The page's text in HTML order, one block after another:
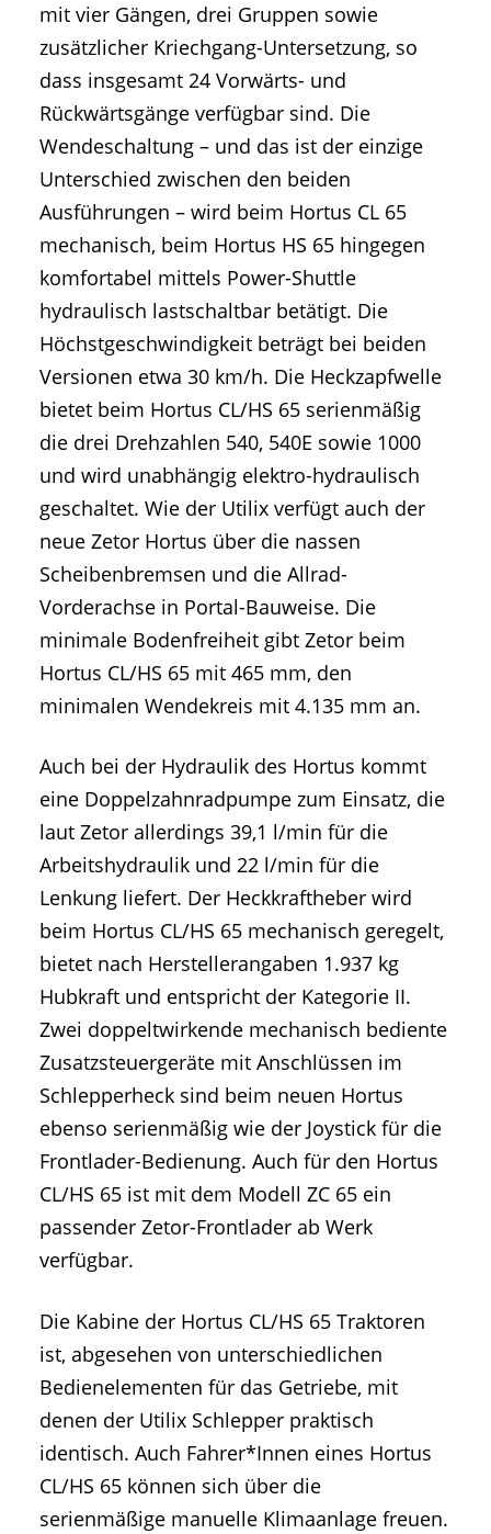
mit vier Gängen, drei Gruppen sowie
zusätzlicher Kriechgang-Untersetzung, so
dass insgesamt 24 Vorwärts- und
Rückwärtsgänge verfügbar sind. Die
Wendeschaltung – und das ist der einzige
Unterschied zwischen den beiden
Ausführungen – wird beim Hortus CL 65
mechanisch, beim Hortus HS 65 hingegen
komfortabel mittels Power-Shuttle
hydraulisch lastschaltbar betätigt. Die
Höchstgeschwindigkeit beträgt bei beiden
Versionen etwa 30 km/h. Die Heckzapfwelle
bietet beim Hortus CL/HS 65 serienmäßig
die drei Drehzahlen 540, 540E sowie 1000
und wird unabhängig elektro-hydraulisch
geschaltet. Wie der Utilix verfügt auch der
neue Zetor Hortus über die nassen
Scheibenbremsen und die Allrad-
Vorderachse in Portal-Bauweise. Die
minimale Bodenfreiheit gibt Zetor beim
Hortus CL/HS 65 mit 465 mm, den
minimalen Wendekreis mit 4.135 mm an.
Auch bei der Hydraulik des Hortus kommt
eine Doppelzahnradpumpe zum Einsatz, die
laut Zetor allerdings 39,1 l/min für die
Arbeitshydraulik und 22 l/min für die
Lenkung liefert. Der Heckkraftheber wird
beim Hortus CL/HS 65 mechanisch geregelt,
bietet nach Herstellerangaben 1.937 kg
Hubkraft und entspricht der Kategorie II.
Zwei doppeltwirkende mechanisch bediente
Zusatzsteuergeräte mit Anschlüssen im
Schlepperheck sind beim neuen Hortus
ebenso serienmäßig wie der Joystick für die
Frontlader-Bedienung. Auch für den Hortus
CL/HS 65 ist mit dem Modell ZC 65 ein
passender Zetor-Frontlader ab Werk
verfügbar.
Die Kabine der Hortus CL/HS 65 Traktoren
ist, abgesehen von unterschiedlichen
Bedienelementen für das Getriebe, mit
denen der Utilix Schlepper praktisch
identisch. Auch Fahrer*Innen eines Hortus
CL/HS 65 können sich über die
serienmäßige manuelle Klimaanlage freuen.